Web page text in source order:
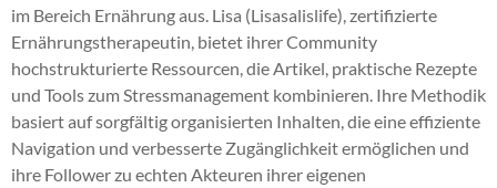
im Bereich Ernährung aus. Lisa (Lisasalislife), zertifizierte
Ernährungstherapeutin, bietet ihrer Community
hochstrukturierte Ressourcen, die Artikel, praktische Rezepte
und Tools zum Stressmanagement kombinieren. Ihre Methodik
basiert auf sorgfältig organisierten Inhalten, die eine effiziente
Navigation und verbesserte Zugänglichkeit ermöglichen und
ihre Follower zu echten Akteuren ihrer eigenen